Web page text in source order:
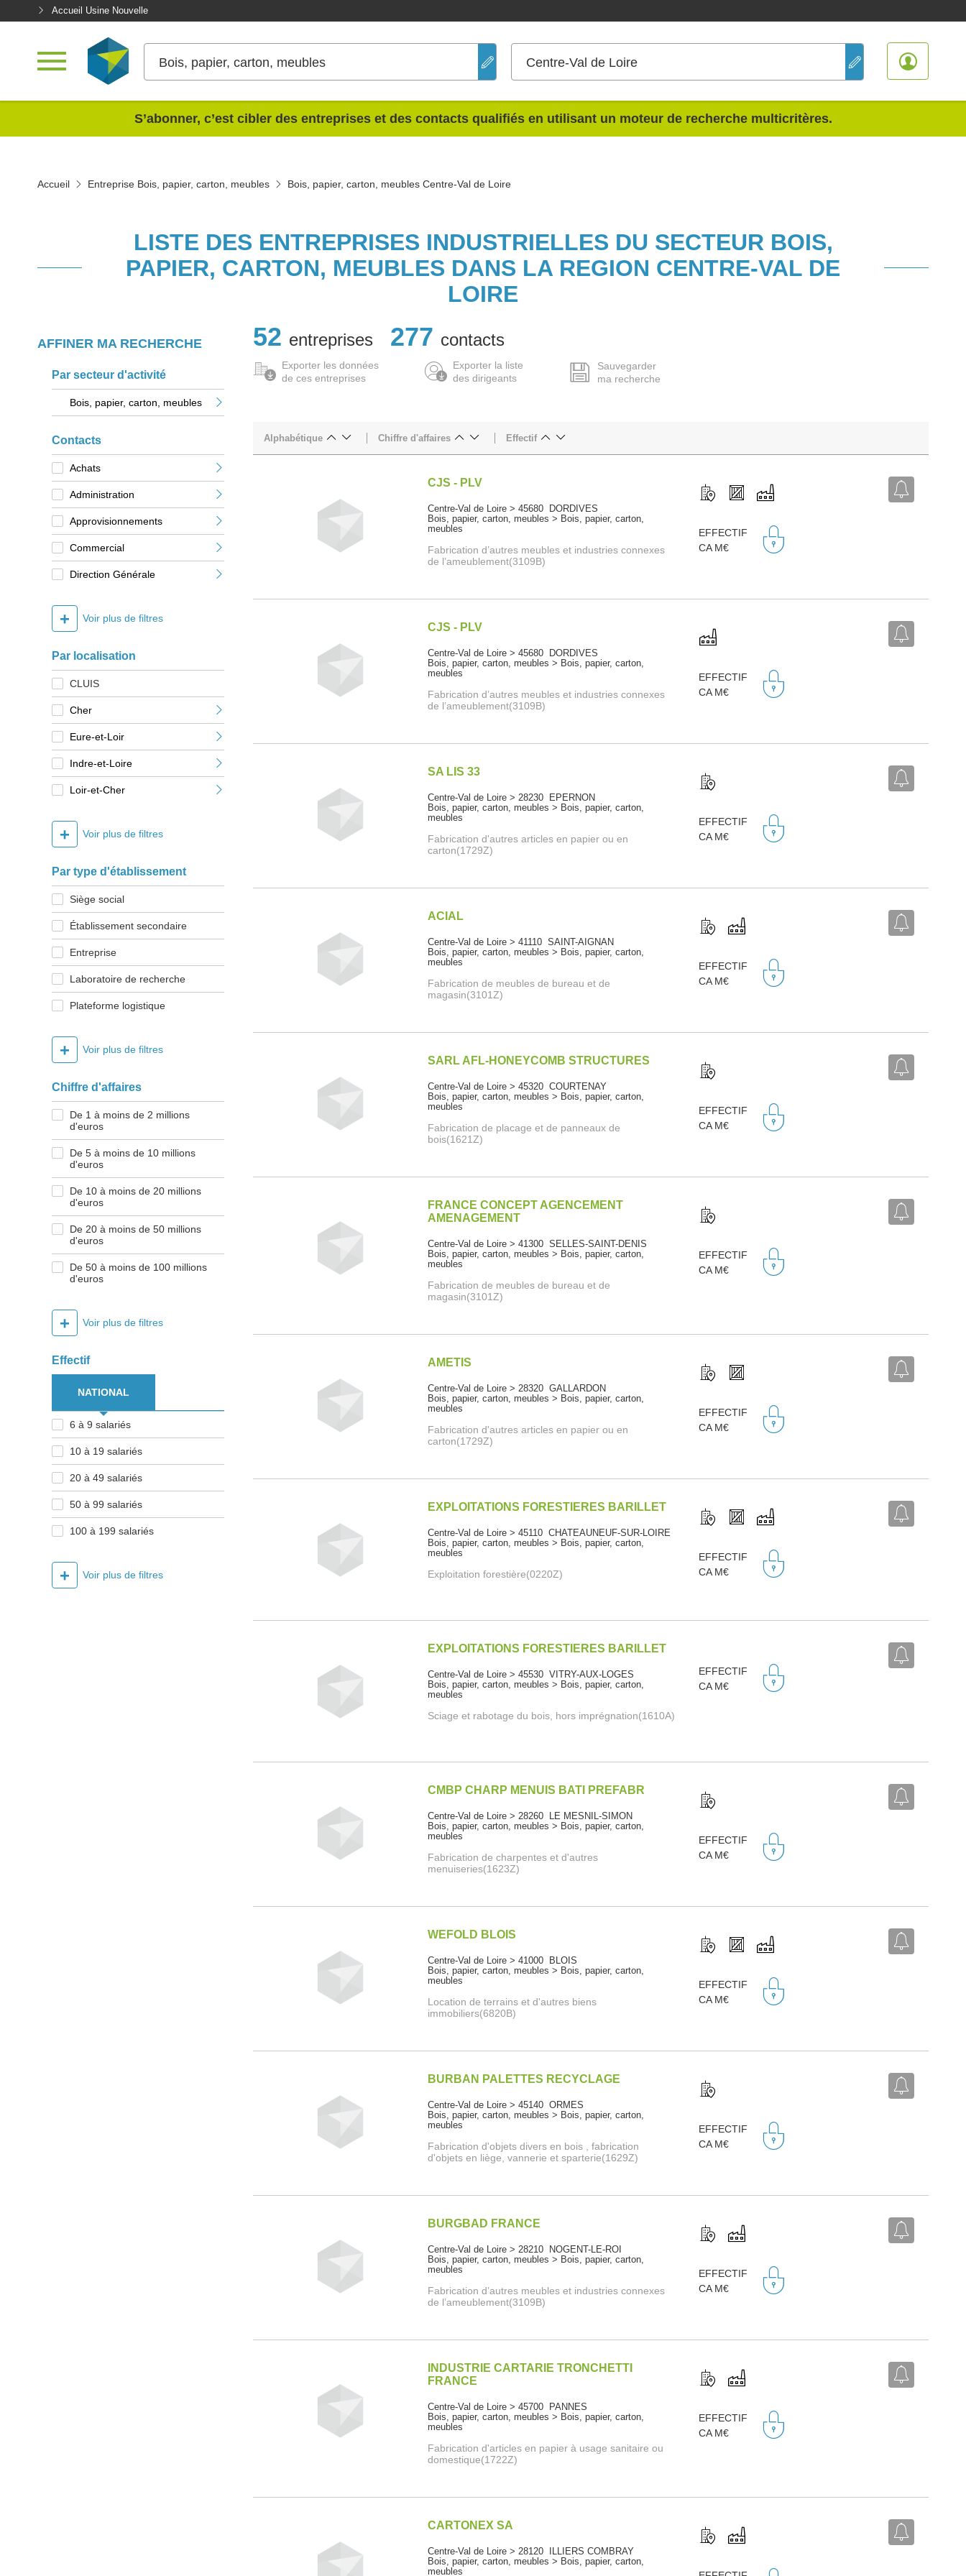
Accueil Usine Nouvelle
Bois, papier, carton, meubles Centre-Val de Loire
S’abonner, c’est cibler des entreprises et des contacts qualifiés en utilisant un moteur de recherche multicritères.
Accueil Entreprise Bois, papier, carton, meubles Bois, papier, carton, meubles Centre-Val de Loire
LISTE DES ENTREPRISES INDUSTRIELLES DU SECTEUR BOIS,
PAPIER, CARTON, MEUBLES DANS LA REGION CENTRE-VAL DE
LOIRE
AFFINER MA RECHERCHE
Par secteur d'activité
Bois, papier, carton, meubles
Contacts
Achats
Administration
Approvisionnements
Commercial
Direction Générale
+ Voir plus de filtres
Par localisation
CLUIS
Cher
Eure-et-Loir
Indre-et-Loire
Loir-et-Cher
+ Voir plus de filtres
Par type d'établissement
Siège social
Établissement secondaire
Entreprise
Laboratoire de recherche
Plateforme logistique
+ Voir plus de filtres
Chiffre d'affaires
De 1 à moins de 2 millions
d'euros
De 5 à moins de 10 millions
d'euros
De 10 à moins de 20 millions
d'euros
De 20 à moins de 50 millions
d'euros
De 50 à moins de 100 millions
d'euros
+ Voir plus de filtres
Effectif
NATIONAL
6 à 9 salariés
10 à 19 salariés
20 à 49 salariés
50 à 99 salariés
100 à 199 salariés
+ Voir plus de filtres
52 entreprises 277 contacts
Exporter les données
de ces entreprises
Exporter la liste
des dirigeants
Sauvegarder
ma recherche
Alphabétique Chiffre d'affaires Effectif
CJS - PLV
Centre-Val de Loire > 45680 DORDIVES
Bois, papier, carton, meubles > Bois, papier, carton,
meubles
Fabrication d’autres meubles et industries connexes
de l’ameublement(3109B)
EFFECTIF
CA M€
CJS - PLV
Centre-Val de Loire > 45680 DORDIVES
Bois, papier, carton, meubles > Bois, papier, carton,
meubles
Fabrication d’autres meubles et industries connexes
de l’ameublement(3109B)
EFFECTIF
CA M€
SA LIS 33
Centre-Val de Loire > 28230 EPERNON
Bois, papier, carton, meubles > Bois, papier, carton,
meubles
Fabrication d'autres articles en papier ou en
carton(1729Z)
EFFECTIF
CA M€
ACIAL
Centre-Val de Loire > 41110 SAINT-AIGNAN
Bois, papier, carton, meubles > Bois, papier, carton,
meubles
Fabrication de meubles de bureau et de
magasin(3101Z)
EFFECTIF
CA M€
SARL AFL-HONEYCOMB STRUCTURES
Centre-Val de Loire > 45320 COURTENAY
Bois, papier, carton, meubles > Bois, papier, carton,
meubles
Fabrication de placage et de panneaux de
bois(1621Z)
EFFECTIF
CA M€
FRANCE CONCEPT AGENCEMENT
AMENAGEMENT
Centre-Val de Loire > 41300 SELLES-SAINT-DENIS
Bois, papier, carton, meubles > Bois, papier, carton,
meubles
Fabrication de meubles de bureau et de
magasin(3101Z)
EFFECTIF
CA M€
AMETIS
Centre-Val de Loire > 28320 GALLARDON
Bois, papier, carton, meubles > Bois, papier, carton,
meubles
Fabrication d'autres articles en papier ou en
carton(1729Z)
EFFECTIF
CA M€
EXPLOITATIONS FORESTIERES BARILLET
Centre-Val de Loire > 45110 CHATEAUNEUF-SUR-LOIRE
Bois, papier, carton, meubles > Bois, papier, carton,
meubles
Exploitation forestière(0220Z)
EFFECTIF
CA M€
EXPLOITATIONS FORESTIERES BARILLET
Centre-Val de Loire > 45530 VITRY-AUX-LOGES
Bois, papier, carton, meubles > Bois, papier, carton,
meubles
Sciage et rabotage du bois, hors imprégnation(1610A)
EFFECTIF
CA M€
CMBP CHARP MENUIS BATI PREFABR
Centre-Val de Loire > 28260 LE MESNIL-SIMON
Bois, papier, carton, meubles > Bois, papier, carton,
meubles
Fabrication de charpentes et d'autres
menuiseries(1623Z)
EFFECTIF
CA M€
WEFOLD BLOIS
Centre-Val de Loire > 41000 BLOIS
Bois, papier, carton, meubles > Bois, papier, carton,
meubles
Location de terrains et d'autres biens
immobiliers(6820B)
EFFECTIF
CA M€
BURBAN PALETTES RECYCLAGE
Centre-Val de Loire > 45140 ORMES
Bois, papier, carton, meubles > Bois, papier, carton,
meubles
Fabrication d'objets divers en bois , fabrication
d'objets en liège, vannerie et sparterie(1629Z)
EFFECTIF
CA M€
BURGBAD FRANCE
Centre-Val de Loire > 28210 NOGENT-LE-ROI
Bois, papier, carton, meubles > Bois, papier, carton,
meubles
Fabrication d’autres meubles et industries connexes
de l’ameublement(3109B)
EFFECTIF
CA M€
INDUSTRIE CARTARIE TRONCHETTI
FRANCE
Centre-Val de Loire > 45700 PANNES
Bois, papier, carton, meubles > Bois, papier, carton,
meubles
Fabrication d'articles en papier à usage sanitaire ou
domestique(1722Z)
EFFECTIF
CA M€
CARTONEX SA
Centre-Val de Loire > 28120 ILLIERS COMBRAY
Bois, papier, carton, meubles > Bois, papier, carton,
meubles